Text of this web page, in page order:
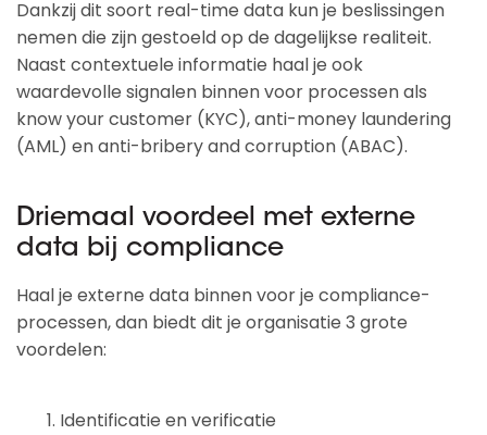
Dankzij dit soort real-time data kun je beslissingen
nemen die zijn gestoeld op de dagelijkse realiteit.
Naast contextuele informatie haal je ook
waardevolle signalen binnen voor processen als
know your customer (KYC), anti-money laundering
(AML) en anti-bribery and corruption (ABAC).
Driemaal voordeel met externe
data bij compliance
Haal je externe data binnen voor je compliance-
processen, dan biedt dit je organisatie 3 grote
voordelen:
Identificatie en verificatie